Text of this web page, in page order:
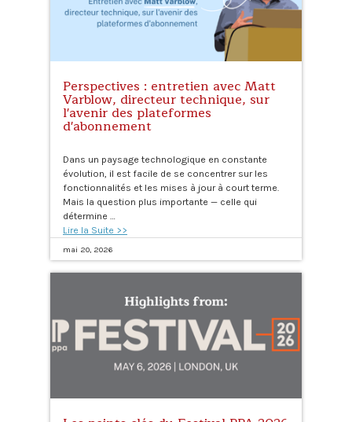
Perspectives : entretien avec Matt
Varblow, directeur technique, sur
l'avenir des plateformes
d'abonnement
Dans un paysage technologique en constante
évolution, il est facile de se concentrer sur les
fonctionnalités et les mises à jour à court terme.
Mais la question plus importante — celle qui
détermine …
Lire la Suite >>
mai 20, 2026